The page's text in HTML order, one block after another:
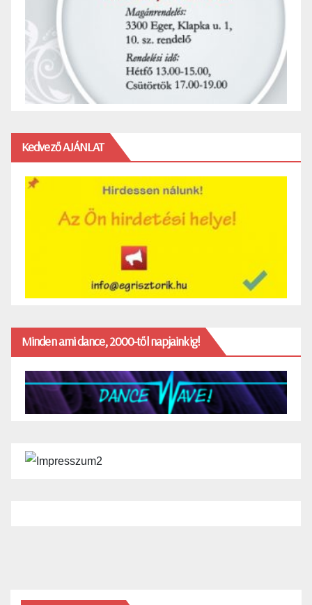
Kedvező AJÁNLAT
Minden ami dance, 2000-től napjainkig!